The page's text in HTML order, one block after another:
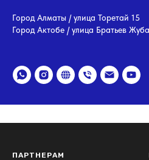
Город Алматы / улица Торетай 15
Город Актобе / улица Братьев
ПАРТНЕРАМ